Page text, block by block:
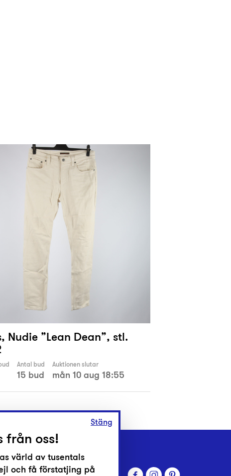
Nudie ”Lean Dean”, stl.
Antal bud
15 bud
Auktionen slutar
mån 10 aug 18:55
Stäng
från oss!
värld av tusentals
och få förstatjing på